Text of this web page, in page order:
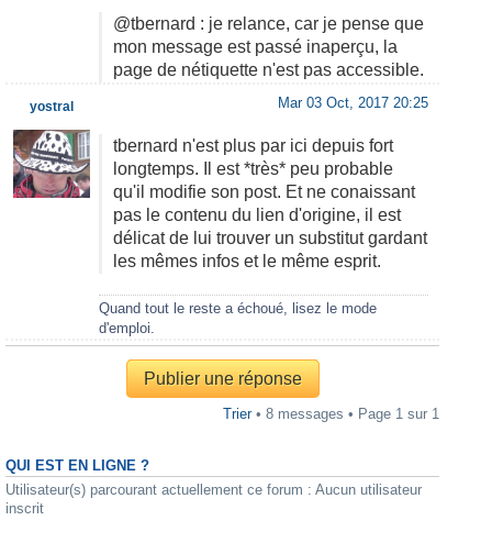
@tbernard : je relance, car je pense que
mon message est passé inaperçu, la
page de nétiquette n'est pas accessible.
Mar 03 Oct, 2017 20:25
tbernard n'est plus par ici depuis fort
longtemps. Il est *très* peu probable
qu'il modifie son post. Et ne conaissant
pas le contenu du lien d'origine, il est
délicat de lui trouver un substitut gardant
les mêmes infos et le même esprit.
Quand tout le reste a échoué, lisez le mode
d'emploi.
yostral
Publier une réponse
Trier• 8 messages • Page 1 sur 1
QUI EST EN LIGNE ?
Utilisateur(s) parcourant actuellement ce forum : Aucun utilisateur
inscrit